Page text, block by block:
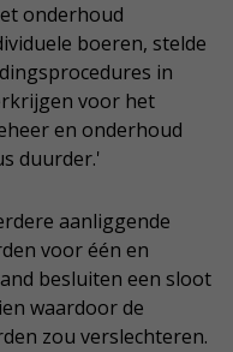
onderhoud
boeren, stelde
in
voor het
en onderhoud
duurder.'
aanliggende
voor één en
besluiten een sloot
waardoor de
zou verslechteren.